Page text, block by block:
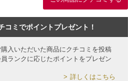
コミでポイントプレゼント！
入いただいた商品にクチコミを投稿
ランクに応じたポイントをプレゼン
詳しくはこちら